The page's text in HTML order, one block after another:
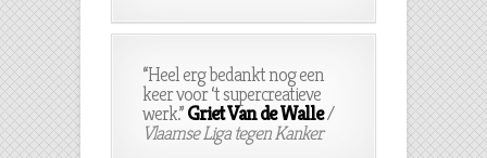
“Heel erg bedankt nog een
keer voor ‘t supercreatieve
werk.”Griet Van de Walle/
Vlaamse Liga tegen Kanker